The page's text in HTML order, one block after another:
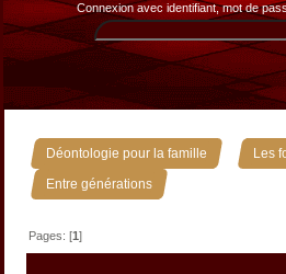
Connexion avec identifiant, mot de
Déontologie pour la famille » Les
Entre générations
Pages: [1]